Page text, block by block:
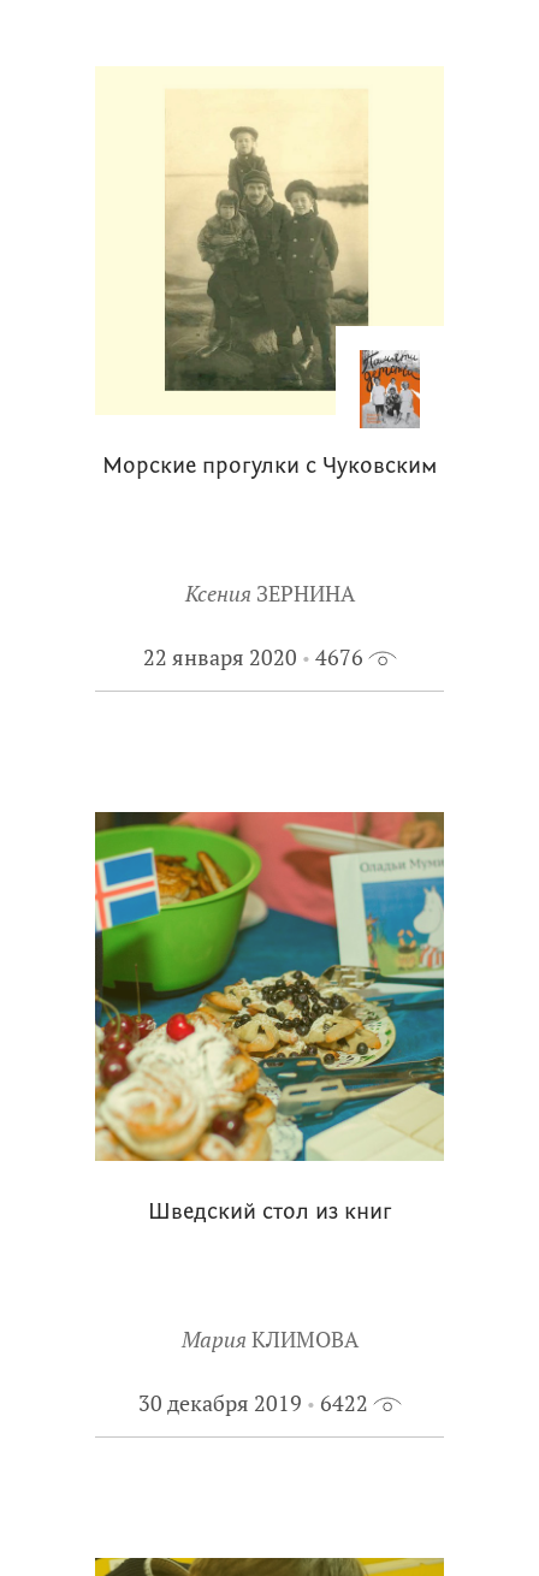
Морские прогулки с Чуковским
Ксения ЗЕРНИНА
22 января 2020 4676
Шведский стол из книг
Мария КЛИМОВА
30 декабря 2019 6422